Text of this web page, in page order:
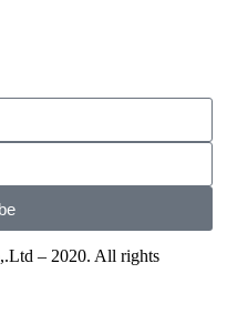
– 2020. All rights